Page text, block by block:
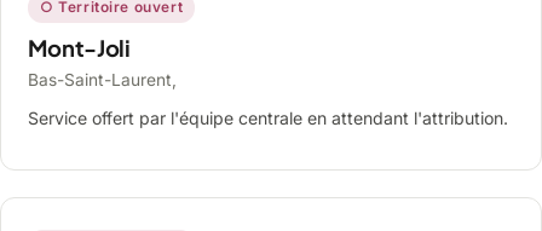
○ Territoire ouvert
Mont-Joli
Bas-Saint-Laurent,
Service offert par l'équipe centrale en attendant l'attribution.